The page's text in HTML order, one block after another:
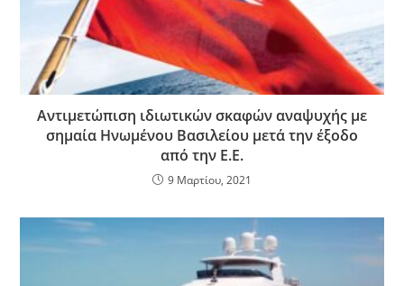
Αντιμετώπιση ιδιωτικών σκαφών αναψυχής με
σημαία Ηνωμένου Βασιλείου μετά την έξοδο
από την Ε.Ε.
9 Μαρτίου, 2021